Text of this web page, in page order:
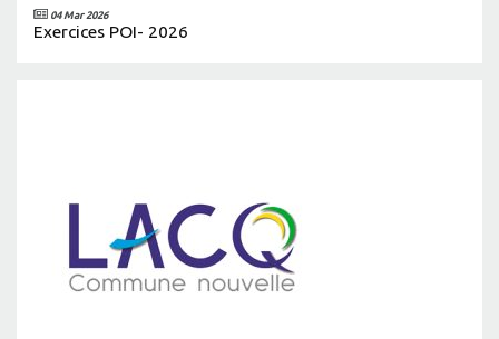
04 Mar 2026
Exercices POI- 2026